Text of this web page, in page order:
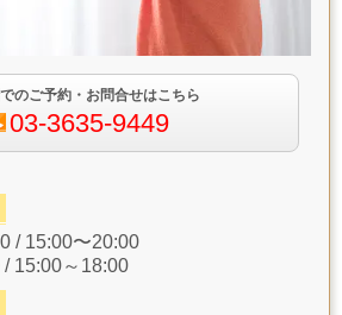
のご予約・お問合せはこちら
03-3635-9449
/ 15:00〜20:00
15:00～18:00